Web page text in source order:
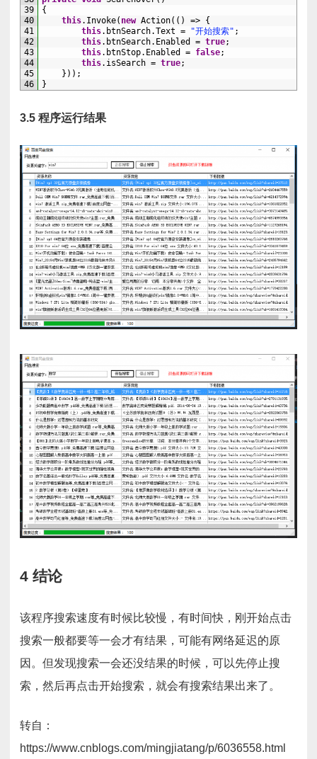
39
40
41
42
43
44
45
46
{
this. Invoke( new Action( ( ) => {
this. btnSearch.Text = "开始搜索" ;
this. btnSearch. Enabled = true;
this. btnStop. Enabled = false;
this. isSearch = true;
} ) ) ;
}
3.5 程序运行结果
4 结论
该程序搜索速度有时候比较慢，有时间快，刚开始点击
搜索一般都要等一会才有结果，可能有网络延迟的原
因。但发现搜索一会还没结果的时候，可以先停止搜
索，然后再点击开始搜索，就会有搜索结果出来了。
转自：
https://www.cnblogs.com/mingjiatang/p/6036558.html